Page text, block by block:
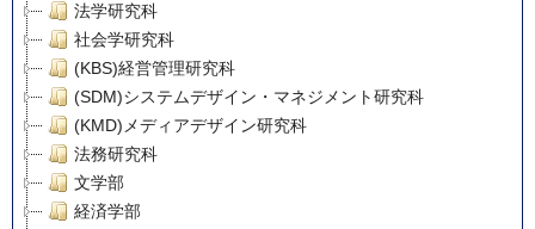
法学研究科
社会学研究科
(KBS)経営管理研究科
(SDM)システムデザイン・マネジメント研究科
(KMD)メディアデザイン研究科
法務研究科
文学部
経済学部